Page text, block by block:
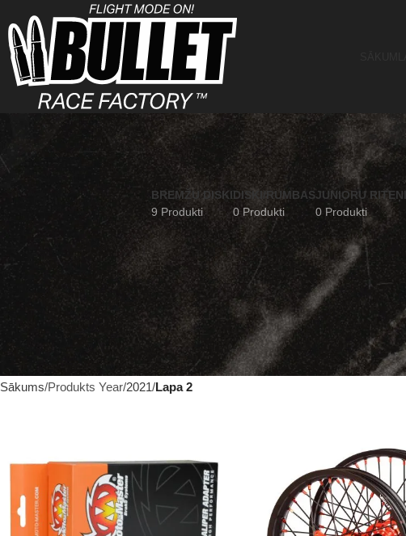
BREMŽU DISKI
9 Produkti
DISKI/RUMBAS
0 Produkti
JUNIORU RITEŅI
0 Produkti
Sākums Produkts Year 2021 Lapa 2